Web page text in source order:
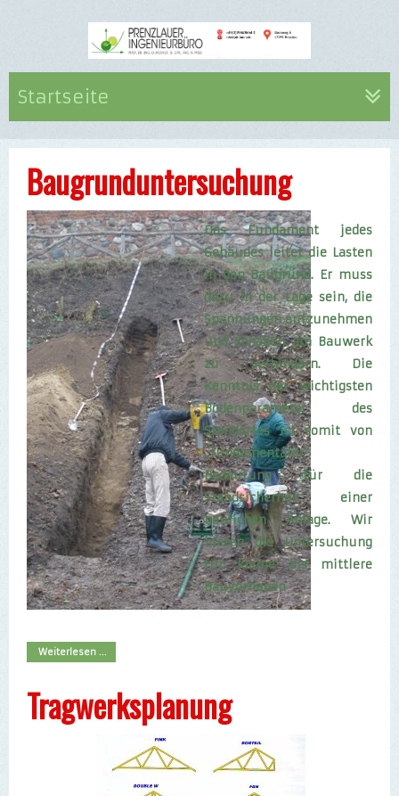
Startseite
Baugrunduntersuchung
Das Fundament jedes
Gebäudes leitet die Lasten
in den Baugrund. Er muss
dazu in der Lage sein, die
Spannungen aufzunehmen
und Schäden am Bauwerk
zu verhindern. Die
Kenntnis der wichtigsten
Bodenparameter des
Standortes ist somit von
„fundamentaler“
Bedeutung für die
Standsicherheit einer
baulichen Anlage. Wir
bieten die Untersuchung
für kleine bis mittlere
Bauvorhaben
Weiterlesen ...
Tragwerksplanung